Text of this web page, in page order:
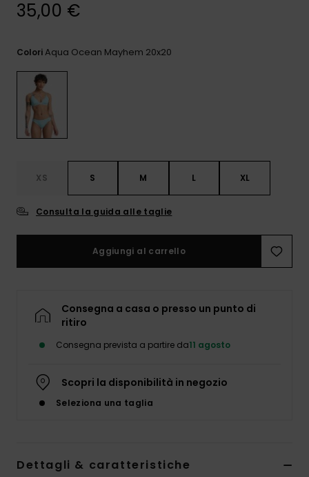
35,00 €
ColoriAqua Ocean Mayhem 20x20
XS S M L XL
Consulta la guida alle taglie
Aggiungi al carrello
Consegna a casa o presso un punto di
ritiro
Consegna prevista a partire da11 agosto
Scopri la disponibilità in negozio
Seleziona una taglia
Dettagli & caratteristiche